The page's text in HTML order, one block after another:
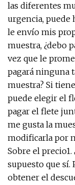
las diferentes
urgencia, puede
le envío mis
muestra, ¿debo
vez que le
pagará ninguna
muestra? Si
puede elegir el
pagar el flete
me gusta la
modificarla por
Sobre el
supuesto que sí.
obtener el